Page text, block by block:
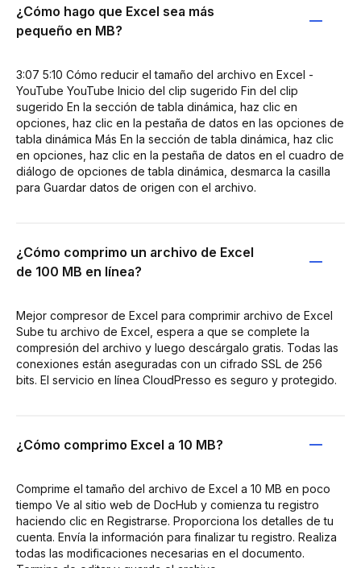
¿Cómo hago que Excel sea más
pequeño en MB?
3:07 5:10 Cómo reducir el tamaño del archivo en Excel -
YouTube YouTube Inicio del clip sugerido Fin del clip
sugerido En la sección de tabla dinámica, haz clic en
opciones, haz clic en la pestaña de datos en las opciones de
tabla dinámica Más En la sección de tabla dinámica, haz clic
en opciones, haz clic en la pestaña de datos en el cuadro de
diálogo de opciones de tabla dinámica, desmarca la casilla
para Guardar datos de origen con el archivo.
¿Cómo comprimo un archivo de Excel
de 100 MB en línea?
Mejor compresor de Excel para comprimir archivo de Excel
Sube tu archivo de Excel, espera a que se complete la
compresión del archivo y luego descárgalo gratis. Todas las
conexiones están aseguradas con un cifrado SSL de 256
bits. El servicio en línea CloudPresso es seguro y protegido.
¿Cómo comprimo Excel a 10 MB?
Comprime el tamaño del archivo de Excel a 10 MB en poco
tiempo Ve al sitio web de DocHub y comienza tu registro
haciendo clic en Registrarse. Proporciona los detalles de tu
cuenta. Envía la información para finalizar tu registro. Realiza
todas las modificaciones necesarias en el documento.